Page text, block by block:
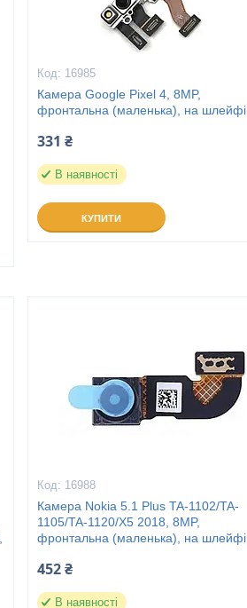
16985
Камера Google Pixel 4, 8MP,
фронтальна (маленька), на шлейфі
331 ₴
В наявності
КУПИТИ
16988
Камера Nokia 5.1 Plus TA-1102/TA-
1105/TA-1120/X5 2018, 8MP,
фронтальна (маленька), на шлейфі
452 ₴
В наявності